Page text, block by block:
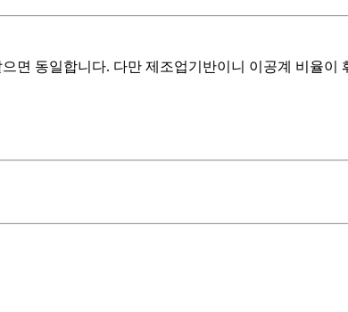
면 동일합니다. 다만 제조업기반이니 이공계 비율이